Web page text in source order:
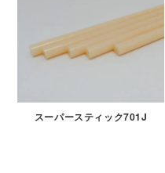
スーパースティック701J